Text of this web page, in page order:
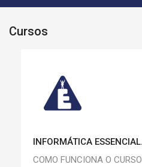
Cursos
INFORMÁTICA
COMO FUNCIONA O